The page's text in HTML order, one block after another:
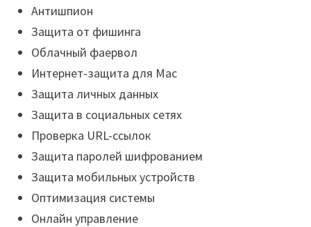
Антишпион
Защита от фишинга
Облачный фаервол
Интернет-защита для Mac
Защита личных данных
Защита в социальных сетях
Проверка URL-ссылок
Защита паролей шифрованием
Защита мобильных устройств
Оптимизация системы
Онлайн управление